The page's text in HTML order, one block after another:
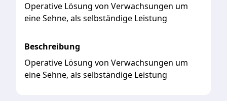
Operative Lösung von Verwachsungen um
eine Sehne, als selbständige Leistung
Beschreibung
Operative Lösung von Verwachsungen um
eine Sehne, als selbständige Leistung